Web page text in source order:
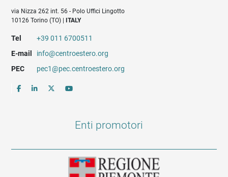
via Nizza 262 int. 56 - Polo Uffici Lingotto
10126 Torino (TO) |ITALY
Tel
+39 011 6700511
E-mail
info@centroestero.org
PEC
pec1@pec.centroestero.org
Enti promotori